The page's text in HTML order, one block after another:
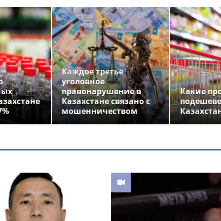
Каждое третье
уголовное
правонарушение в
Казахстане связано с
мошенничеством
Какие